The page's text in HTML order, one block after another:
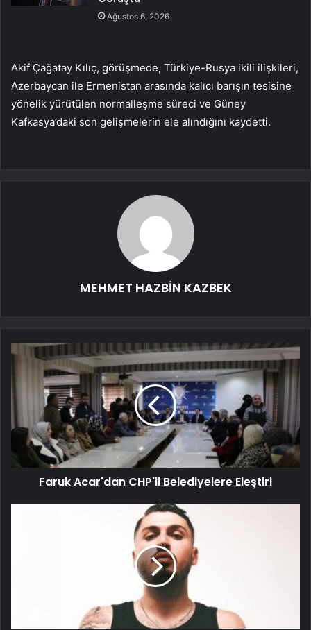
Ağustos 6, 2026
Akif Çağatay Kılıç, görüşmede, Türkiye-Rusya ikili ilişkileri,
Azerbaycan ile Ermenistan arasında kalıcı barışın tesisine
yönelik yürütülen normalleşme süreci ve Güney
Kafkasya’daki son gelişmelerin ele alındığını kaydetti.
MEHMET HAZBİN KAZBEK
Faruk Acar'dan CHP'li Belediyelere Eleştiri